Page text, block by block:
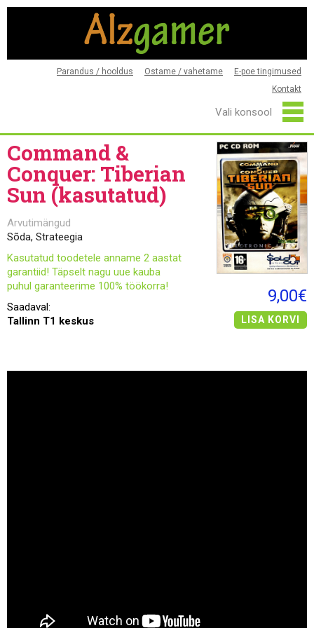
Parandus / hooldus Ostame / vahetame
E-poe tingimused
Kontakt
Command &
Conquer: Tiberian
Sun (kasutatud)
Arvutimängud
Sõda, Strateegia
Kasutatud toodetele anname 2 aastat
garantiid! Täpselt nagu uue kauba
puhul garanteerime 100% töökorra!
Saadaval:
Tallinn T1 keskus
9,00€
LISA KORVI